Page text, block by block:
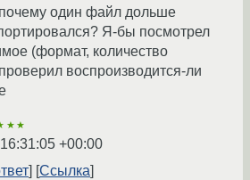
один файл дольше
Я-бы посмотрел
(формат, количество
воспроизводится-ли
+00:00
Ссылка